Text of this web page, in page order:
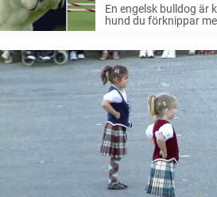
En engelsk bulldog är
hund du förknippar